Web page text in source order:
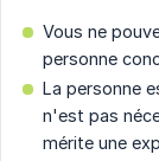
Vous ne
personne
La personne
n'est pas
mérite une